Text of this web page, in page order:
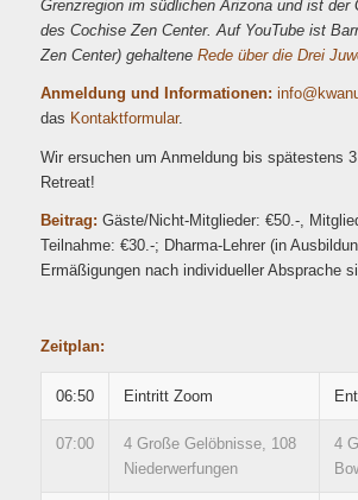
Grenzregion im südlichen Arizona und ist der
des Cochise Zen Center. Auf YouTube ist
Zen Center) gehaltene Rede über die Drei
Anmeldung und Informationen:
das Kontaktformular.
Wir ersuchen um Anmeldung bis spätestens
Retreat!
Beitrag: Gäste/Nicht-Mitglieder: €50.-,
Teilnahme: €30.-; Dharma-Lehrer (in
Ermäßigungen nach individueller Absprache
Zeitplan:
06:50 Eintritt Zoom
07:00
4 Große Gelöbnisse, 108
Niederwerfungen
4